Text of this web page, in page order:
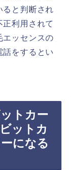
ると判断され
利用されて
エッセンスの
話をするとい
トカー
ットカ
になる